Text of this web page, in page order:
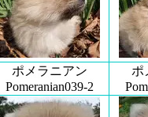
ポメラニアン
Pomeranian039-2
ポ